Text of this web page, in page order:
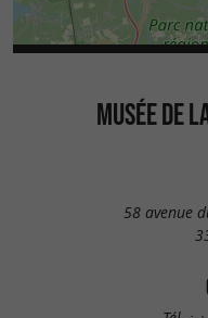
MUSÉE DE
58 avenue